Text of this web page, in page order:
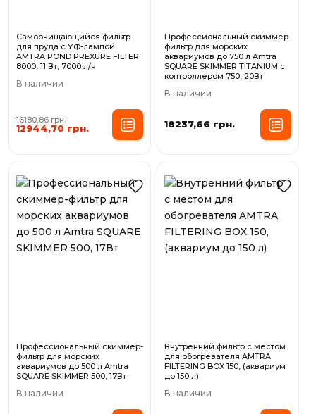
Самоочищающийся фильтр
для пруда с УФ-лампой
AMTRA POND PREXURE FILTER
8000, 11 Вт, 7000 л/ч
В наличии
16180,86 грн.
12944,70 грн.
Профессиональный скиммер-
фильтр для морских
аквариумов до 750 л Amtra
SQUARE SKIMMER TITANIUM с
контроллером 750, 20Вт
В наличии
18237,66 грн.
Профессиональный скиммер-
фильтр для морских
аквариумов до 500 л Amtra
SQUARE SKIMMER 500, 17Вт
В наличии
Внутренний фильтр с местом
для обогревателя AMTRA
FILTERING BOX 150, (аквариум
до 150 л)
В наличии